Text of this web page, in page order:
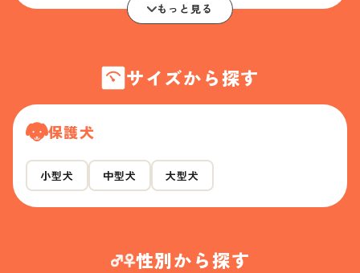
もっと見る
サイズから探す
保護犬
小型犬 中型犬 大型犬
性別から探す